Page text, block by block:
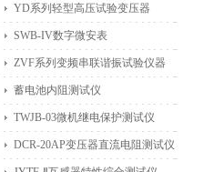
YD系列轻型高压试验变压器
SWB-IV数字微安表
ZVF系列变频串联谐振试验仪器
蓄电池内阻测试仪
TWJB-03微机继电保护测试仪
DCR-20AP变压器直流电阻测试仪